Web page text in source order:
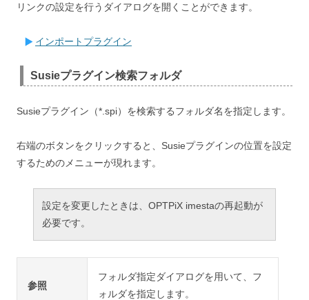
リンクの設定を行うダイアログを開くことができます。
インポートプラグイン
Susieプラグイン検索フォルダ
Susieプラグイン（*.spi）を検索するフォルダ名を指定します。
右端のボタンをクリックすると、Susieプラグインの位置を設定
するためのメニューが現れます。
設定を変更したときは、OPTPiX imestaの再起動が
必要です。
参照
フォルダ指定ダイアログを用いて、フ
ォルダを指定します。